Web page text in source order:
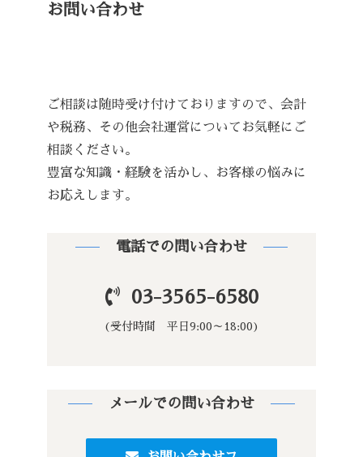
お問い合わせ
ご相談は随時受け付けておりますので、会計
や税務、その他会社運営についてお気軽にご
相談ください。
豊富な知識・経験を活かし、お客様の悩みに
お応えします。
電話での問い合わせ
03-3565-6580
(受付時間 平日9:00～18:00)
メールでの問い合わせ